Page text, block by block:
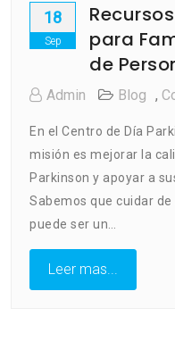
18
Sep
para
de
Admin Blog ,
En el Centro de Día
misión es mejorar la
Parkinson y apoyar a
Sabemos que cuidar
puede ser un…
Leer mas...